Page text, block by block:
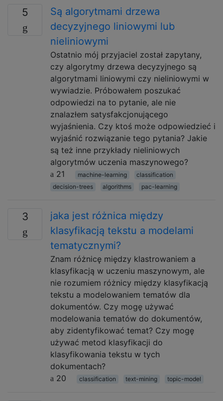
5
Są algorytmami drzewa
decyzyjnego liniowymi lub
nieliniowymi
Ostatnio mój przyjaciel został zapytany,
czy algorytmy drzewa decyzyjnego są
algorytmami liniowymi czy nieliniowymi w
wywiadzie. Próbowałem poszukać
odpowiedzi na to pytanie, ale nie
znalazłem satysfakcjonującego
wyjaśnienia. Czy ktoś może odpowiedzieć i
wyjaśnić rozwiązanie tego pytania? Jakie
są też inne przykłady nieliniowych
algorytmów uczenia maszynowego?
21
machine-learning
classification
decision-trees
algorithms pac-learning
3
jaka jest różnica między
klasyfikacją tekstu a modelami
tematycznymi?
Znam różnicę między klastrowaniem a
klasyfikacją w uczeniu maszynowym, ale
nie rozumiem różnicy między klasyfikacją
tekstu a modelowaniem tematów dla
dokumentów. Czy mogę używać
modelowania tematów do dokumentów,
aby zidentyfikować temat? Czy mogę
używać metod klasyfikacji do
klasyfikowania tekstu w tych
dokumentach?
20
classification text-mining topic-model